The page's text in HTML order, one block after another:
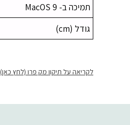
תמיכה ב- MacOS 9
גודל (cm)
לקריאה על תיקון מק פרו (לחץ כאן)